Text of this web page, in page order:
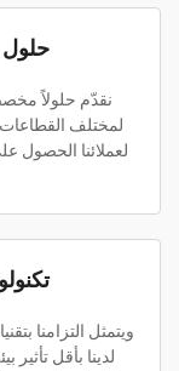
حلول
نقدّم حلولاً مخصصة
لمختلف القطاعات
لعملائنا الحصول
ويتمثل التزامنا
لدينا بأقل تأثير